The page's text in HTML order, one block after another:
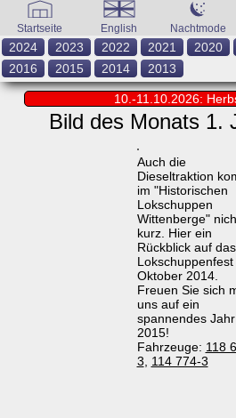
Startseite English Nachtmode
2024 2023 2022 2021 2020
2016
2015 2014 2013
10.-11.10.2026:
Bild des Monats 1.
Auch die
Dieseltraktion
im "Historischen
Lokschuppen
Wittenberge"
kurz. Hier ein
Rückblick auf das
Lokschuppenfest
Oktober 2014.
Freuen Sie sich
uns auf ein
spannendes Jahr
2015!
Fahrzeuge: 118
3
114 774-3